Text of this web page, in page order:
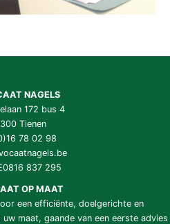
NAGELS
172 bus 4
Tienen
78 02 98
837 295
OP MAAT
een efficiënte, doelgerichte en
maat, gaande van een eerste advies